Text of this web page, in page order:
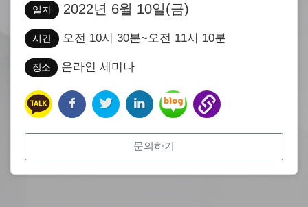
일자 2022년 6월 10일(금)
시간 오전 10시 30분~오전 11시 10분
장소 온라인 세미나
문의하기